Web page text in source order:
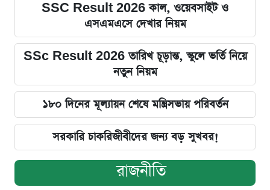
SSC Result 2026 কাল, ওয়েবসাইট ও
এসএমএসে দেখার নিয়ম
SSc Result 2026 তারিখ চূড়ান্ত, স্কুলে ভর্তি নিয়ে
নতুন নিয়ম
১৮০ দিনের মূল্যায়ন শেষে মন্ত্রিসভায় পরিবর্তন
সরকারি চাকরিজীবীদের জন্য বড় সুখবর!
রাজনীতি